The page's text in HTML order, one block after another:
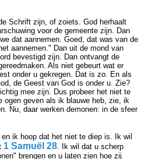
Schrift zijn, of zoiets. God herhaalt
voor de gemeente zijn. Dan
dat aannemen. Goed, dat was van de
aannemen." Dan uit de mond van
bevestigd zijn. Dan ontvangt de
Als niet gebeurt wat er
onder u gekregen. Dat is zo. En als
de Geest van God is onder u. Zie?
mee zijn. Dus probeer het niet te
ogen geven als ik blauwe heb, zie, ik
Nu, daar werken demonen: in de sfeer
ik hoop dat het niet te diep is. Ik wil
1 Samuël 28. Ik wil dat u scherp
brengen en u laten zien hoe zij